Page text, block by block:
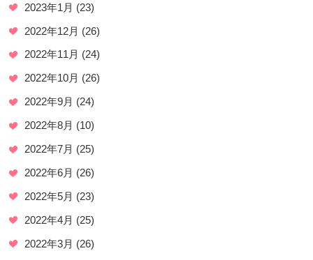
2023年1月 (23)
2022年12月 (26)
2022年11月 (24)
2022年10月 (26)
2022年9月 (24)
2022年8月 (10)
2022年7月 (25)
2022年6月 (26)
2022年5月 (23)
2022年4月 (25)
2022年3月 (26)